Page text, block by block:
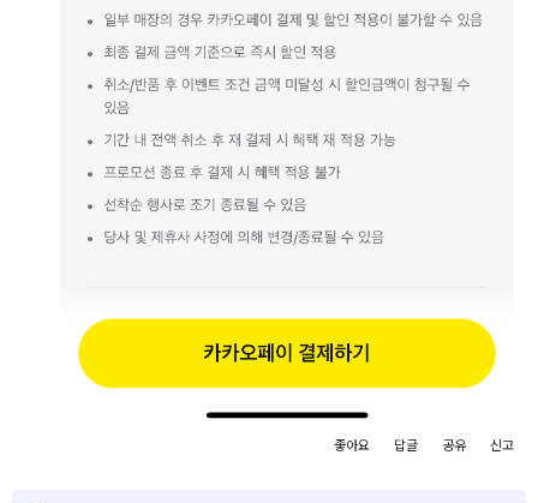
좋아요 답글 공유 신고